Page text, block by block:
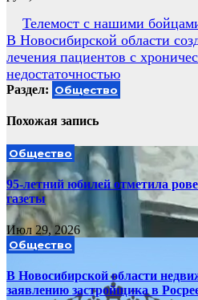
Навигация
по
записям
Телемост с нашими
В Новосибирской области
лечения пациентов с
недостаточностью
Раздел: Общество
Похожая запись
Общество
95-летний юбилей отметила
газеты
Июл 29, 2026
Общество
В Новосибирской области
заявлению застройщика в